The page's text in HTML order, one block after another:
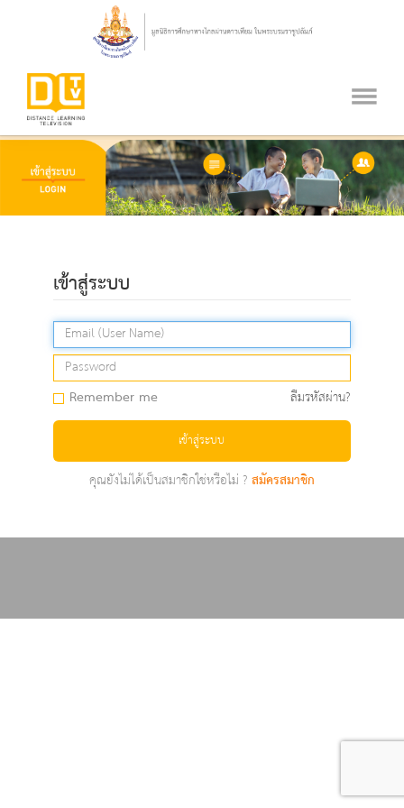
เข้าสู่ระบบ
Remember me ลืมรหัสผ่าน?
เข้าสู่ระบบ
คุณยังไม่ได้เป็นสมาชิกใช่หรือไม่ ?สมัครสมาชิก